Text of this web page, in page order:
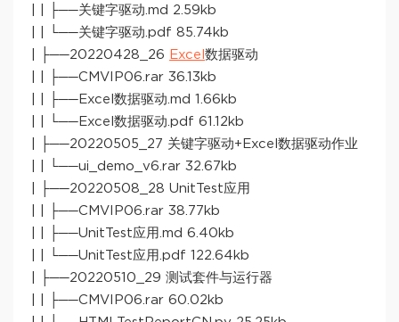
| | ├──关键字驱动.md 2.59kb
| | └──关键字驱动.pdf 85.74kb
| ├──20220428_26 Excel 数据驱动
| | ├──CMVIP06.rar 36.13kb
| | ├──Excel数据驱动.md 1.66kb
| | └──Excel数据驱动.pdf 61.12kb
| ├──20220505_27 关键字驱动+Excel数据驱动作业
| | └──ui_demo_v6.rar 32.67kb
| ├──20220508_28 UnitTest应用
| | ├──CMVIP06.rar 38.77kb
| | ├──UnitTest应用.md 6.40kb
| | └──UnitTest应用.pdf 122.64kb
| ├──20220510_29 测试套件与运行器
| | ├──CMVIP06.rar 60.02kb